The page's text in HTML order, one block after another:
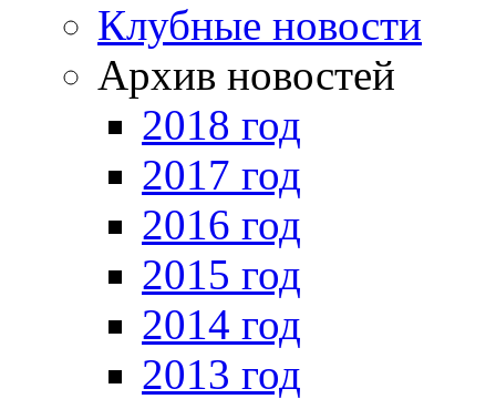
Клубные новости
Архив новостей
2018 год
2017 год
2016 год
2015 год
2014 год
2013 год